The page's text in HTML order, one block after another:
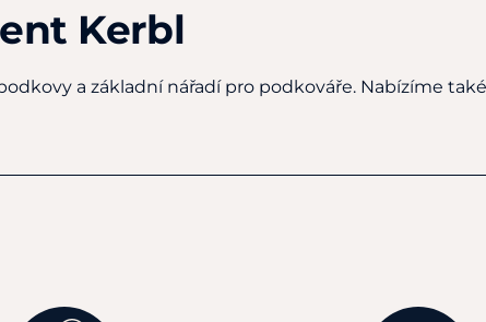
Kerbl
a základní nářadí pro podkováře. Nabízíme